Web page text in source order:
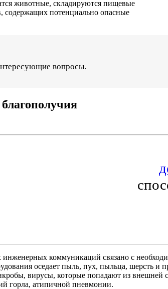
животные, складируются пищевые
содержащих потенциально опасные
вопросы.
коммуникаций связано с
оседает пыль, пух, пыльца, шерсть и
вирусы, которые попадают из внешней
горла, атипичной пневмонии.